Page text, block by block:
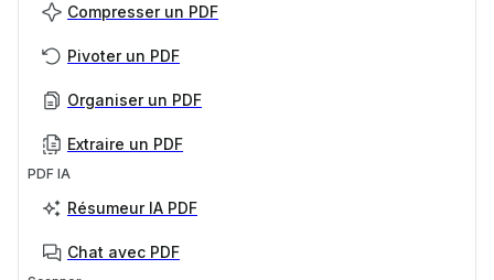
Compresser un PDF
Pivoter un PDF
Organiser un PDF
Extraire un PDF
PDF IA
Résumeur IA PDF
Chat avec PDF